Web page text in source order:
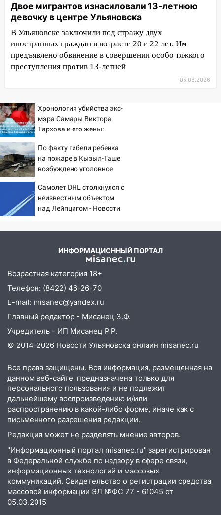
14:30 В Старомайнском районе пастух
повалил пенсионера на землю и начал
душить
14:09 На ремонте школы в
Димитровграде похитили более 3,9 млн
рублей
незаконно срубил в лесу десять дубов
13:40
В Ульяновске сотрудница пункта
выдачи месяцами забирала заказы без
оплаты
13:27
Супруги забрали закладку и
ждали «дегустации» на остановке
12:30
В Ясашной Ташле водитель без
прав снёс забор и перевернулся
12:10
летнего велосипедиста: ребёнка
В Карсуне подросток за рулём
ВАЗа устроил ДТП на перекрёстке
11:55 В центре Ульяновска «Лада
Гранта» сбила мужчину, перебегавшего
11:53 Поезд смял внедорожник:
подробности ДТП под Ульяновском, где
погибли два человека
11:00 Жара вернётся, но выходные
зальёт: какой будет погода в
Ульяновской области с 3 по 9 августа
10:46 Эколога оштрафовали за горы
мусора у контейнерных площадок в
10:13 За неделю в жилом секторе
Ульяновской области произошло 20
пожаров
09:50
Житель Димитровграда снова сел
пьяным за руль и лишился мопеда
Двое мигрантов изнасиловали 13-летнюю
девочку в центре Ульяновска
В Ульяновске заключили под стражу двух
иностранных граждан в возрасте 20 и 22 лет. Им
предъявлено обвинение в совершении особо тяжкого
преступления против 13-летней
05.08.2026
Хронология убийства экс-
мэра Самары Виктора
Тархова и его жены:
фактов, новые
подробности
По факту гибели ребенка
на пожаре в Кызыл-Таше
возбуждено уголовное
Самолет DHL столкнулся с
неизвестным объектом
над Лейпцигом - Новости
ИНФОРМАЦИОННЫЙ ПОРТАЛ
Возрастная категория 18+
Телефон: (8422) 46-26-70
E-mail: misanec@yandex.ru
Главный редактор - Мисанец З.Ф.
Учредитель - ИП Мисанец Р.Р.
© 2014-2026 Новости Ульяновска онлайн misanec.ru
Все права защищены. Вся информация, размещенная на
данном веб-сайте, предназначена только для
персонального пользования и не подлежит
дальнейшему воспроизведению и/или
распространению в какой-либо форме, иначе как с
письменного разрешения редакции.
Редакция может не разделять мнение авторов.
"Информационный портал misanec.ru" зарегистрирован
в Федеральной службе по надзору в сфере связи,
информационных технологий и массовых
коммуникаций. Свидетельство о регистрации средства
массовой информации ЭЛ №ФС 77 - 61045 от
05.03.2015